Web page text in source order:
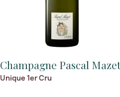
Champagne Pascal Mazet
Unique 1er Cru